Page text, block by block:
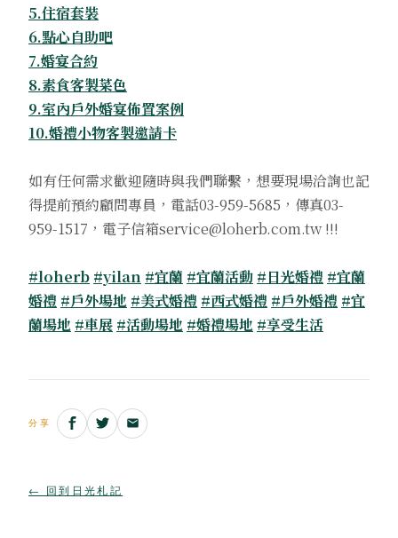
5.住宿套裝
6.點心自助吧
7.婚宴合約
8.素食客製菜色
9.室內戶外婚宴佈置案例
10.婚禮小物客製邀請卡
如有任何需求歡迎隨時與我們聯繫，想要現場洽詢也記
得提前預約顧問專員，電話03-959-5685，傳真03-
959-1517，電子信箱service@loherb.com.tw !!!
#loherb #yilan #宜蘭 #宜蘭活動 #日光婚禮 #宜蘭
婚禮 #戶外場地 #美式婚禮 #西式婚禮 #戶外婚禮 #宜
蘭場地 #車展 #活動場地 #婚禮場地 #享受生活
分享
← 回到日光札記